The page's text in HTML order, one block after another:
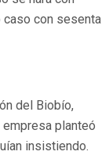
caso con sesenta
del Biobío,
planteó
insistiendo.